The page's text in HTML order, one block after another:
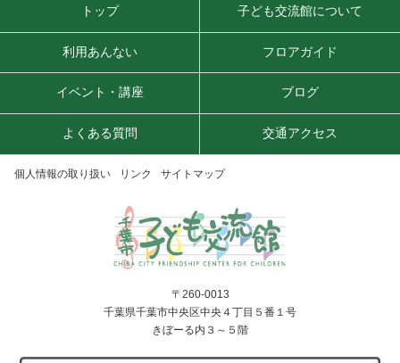
トップ 子ども交流館について
利用あんない フロアガイド
イベント・講座 ブログ
よくある質問 交通アクセス
個人情報の取り扱い リンク サイトマップ
〒260-0013
千葉県千葉市中央区中央４丁目５番１号
きぼーる内３～５階